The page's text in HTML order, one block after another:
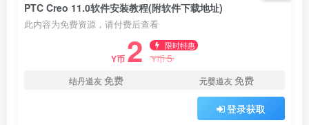
PTC Creo 11.0软件安装教程(附软件下载地址)
此内容为免费资源，请付费后查看
Y币 2 限时特惠
Y币5
结丹道友免费 元婴道友免费
登录获取